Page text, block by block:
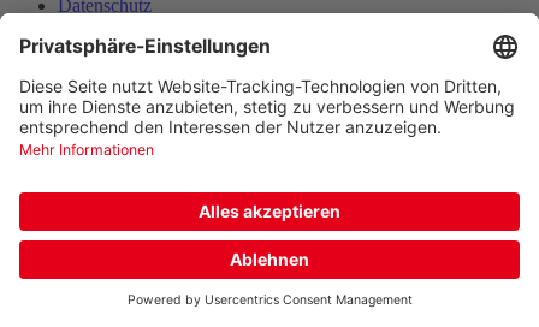
Datenschutz
Apothekerverband Nordrhein e.V.
Tersteegenstraße 12
(0211) 43917-17
E-Mail senden